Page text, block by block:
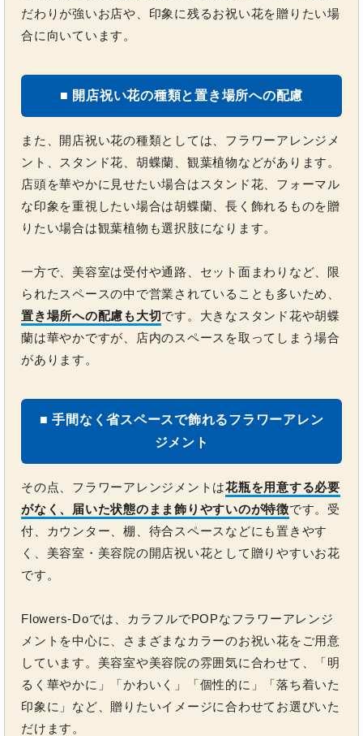
だわりが強いお店や、印象に残るお祝い花を贈りたい場
合に向いています。
■ 開店祝い花の種類と置き場所への配慮
また、開店祝い花の種類としては、フラワーアレンジメ
ント、スタンド花、胡蝶蘭、観葉植物などがあります。
店頭を華やかに見せたい場合はスタンド花、フォーマル
な印象を重視したい場合は胡蝶蘭、長く飾れるものを贈
りたい場合は観葉植物も選択肢になります。
一方で、美容室は受付や通路、セット面まわりなど、限
られたスペースの中で営業されていることも多いため、
置き場所への配慮も大切です。大きなスタンド花や胡蝶
蘭は華やかですが、店内のスペースを取ってしまう場合
があります。
■ 手間なく省スペースで飾れるフラワーアレン
ジメント
その点、フラワーアレンジメントは花瓶を用意する必要
がなく、届いた状態のまま飾りやすいのが特徴です。受
付、カウンター、棚、待合スペースなどにも置きやす
く、美容室・美容院の開店祝い花として贈りやすいお花
です。
Flowers-Doでは、カラフルでPOPなフラワーアレンジ
メントを中心に、さまざまなカラーのお祝い花をご用意
しています。美容室や美容院の雰囲気に合わせて、「明
るく華やかに」「かわいく」「個性的に」「落ち着いた
印象に」など、贈りたいイメージに合わせてお選びいた
だけます。